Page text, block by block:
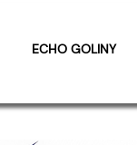
ECHO GOLINY